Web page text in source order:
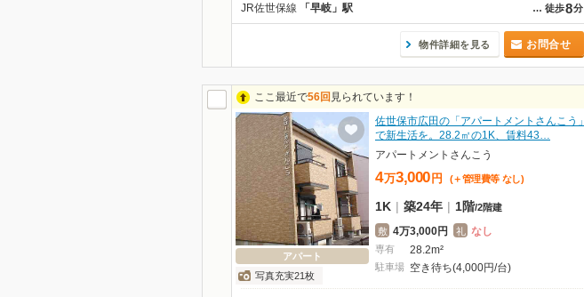
… 徒歩8分
JR佐世保線 「早岐」駅
物件詳細を見る お問合せ
ここ最近で56回 見られています！
アパート
写真充実21枚
佐世保市広田の「アパートメントさんこう」
で新生活を。28.2㎡の1K、賃料43…
アパートメントさんこう
4万3,000 円 (＋管理費等 なし)
1K | 築24年 | 1階/2階建
敷 4万3,000円 礼 なし
専有 28.2m²
駐車場 空き待ち(4,000円/台)